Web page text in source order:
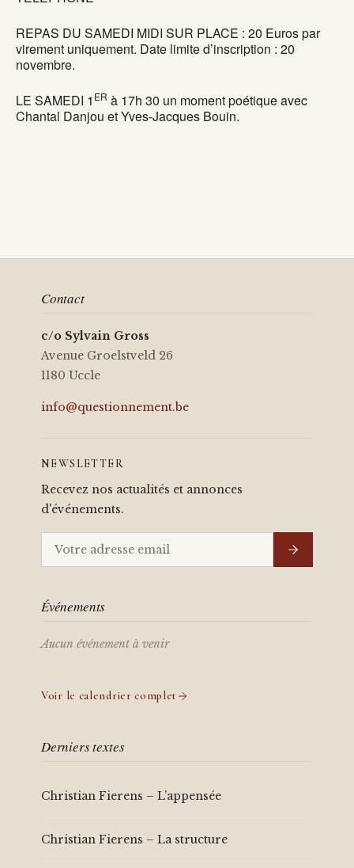
REPAS DU SAMEDI MIDI SUR PLACE : 20 Euros par
virement uniquement. Date limite d’inscription : 20
novembre.
LE SAMEDI 1 ER à 17h 30 un moment poétique avec
Chantal Danjou et Yves-Jacques Bouin.
Contact
c/o Sylvain Gross
Avenue Groelstveld 26
1180 Uccle
info@questionnement.be
NEWSLETTER
Recevez nos actualités et annonces
d'événements.
Événements
Aucun événement à venir
Voir le calendrier complet
Derniers textes
Christian Fierens – L’appensée
Christian Fierens – La structure